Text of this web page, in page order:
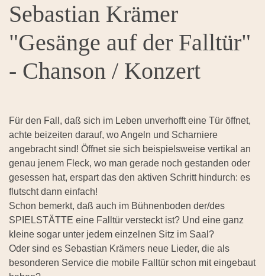
Sebastian Krämer
"Gesänge auf der Falltür"
- Chanson / Konzert
Für den Fall, daß sich im Leben unverhofft eine Tür öffnet,
achte beizeiten darauf, wo Angeln und Scharniere
angebracht sind! Öffnet sie sich beispielsweise vertikal an
genau jenem Fleck, wo man gerade noch gestanden oder
gesessen hat, erspart das den aktiven Schritt hindurch: es
flutscht dann einfach!
Schon bemerkt, daß auch im Bühnenboden der/des
SPIELSTÄTTE eine Falltür versteckt ist? Und eine ganz
kleine sogar unter jedem einzelnen Sitz im Saal?
Oder sind es Sebastian Krämers neue Lieder, die als
besonderen Service die mobile Falltür schon mit eingebaut